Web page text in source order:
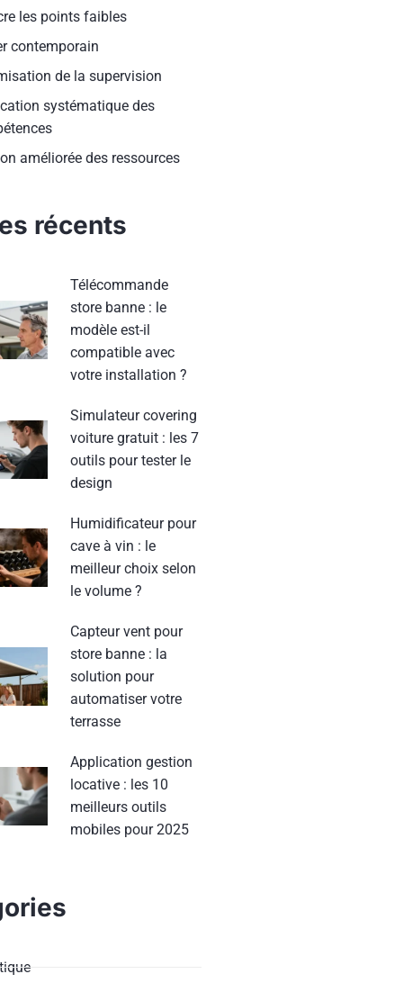
les points faibles
contemporain
de la supervision
systématique des
améliorée des ressources
récents
Télécommande
store banne : le
modèle est-il
compatible avec
votre installation ?
Simulateur covering
voiture gratuit : les 7
outils pour tester le
design
Humidificateur pour
cave à vin : le
meilleur choix selon
le volume ?
Capteur vent pour
store banne : la
solution pour
automatiser votre
terrasse
Application gestion
locative : les 10
meilleurs outils
mobiles pour 2025